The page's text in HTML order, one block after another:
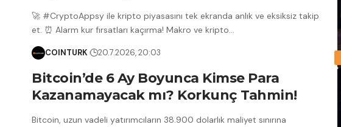
🚀 #CryptoAppsy ile kripto piyasasını tek ekranda anlık ve eksiksiz takip
et. ⏰ Alarm kur fırsatları kaçırma! Makro ve kripto…
COINTURK 20.7.2026, 20:03
Bitcoin’de 6 Ay Boyunca Kimse Para
Kazanamayacak mı? Korkunç Tahmin!
Bitcoin, uzun vadeli yatırımcıların 38.900 dolarlık maliyet sınırına